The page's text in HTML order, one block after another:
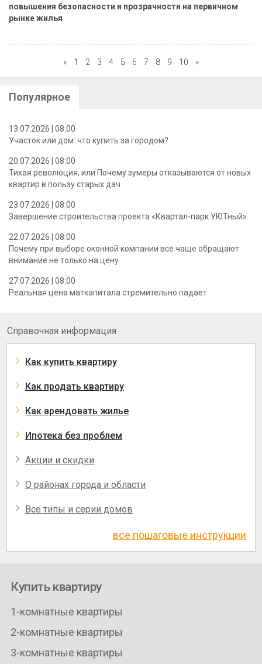
повышения безопасности и прозрачности на первичном
рынке жилья
« 1 2 3 4 5 6 7 8 9 10 »
Популярное
13.07.2026 | 08:00
Участок или дом: что купить за городом?
20.07.2026 | 08:00
Тихая революция, или Почему зумеры отказываются от новых
квартир в пользу старых дач
23.07.2026 | 08:00
Завершение строительства проекта «Квартал-парк УЮТный»
22.07.2026 | 08:00
Почему при выборе оконной компании все чаще обращают
внимание не только на цену
27.07.2026 | 08:00
Реальная цена маткапитала стремительно падает
Справочная информация
Как купить квартиру
Как продать квартиру
Как арендовать жилье
Ипотека без проблем
Акции и скидки
О районах города и области
Все типы и серии домов
все пошаговые инструкции
Купить квартиру
1-комнатные квартиры
2-комнатные квартиры
3-комнатные квартиры